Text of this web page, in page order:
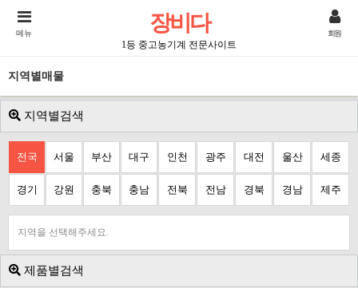
장비다
1등 중고농기계 전문사이트
메뉴 회원
지역별매물
지역별검색
전국 서울 부산 대구 인천 광주 대전 울산 세종
경기 강원 충북 충남 전북 전남 경북 경남 제주
지역을 선택해주세요.
제품별검색